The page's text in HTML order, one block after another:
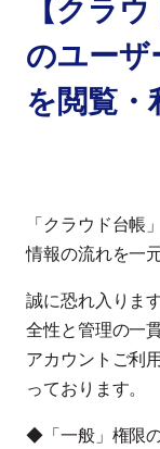
【クラ
のユー
を閲覧・
「クラウド台帳
情報の流れを一
誠に恐れ入りま
全性と管理の一
アカウントご利
っております。
◆「一般」権限